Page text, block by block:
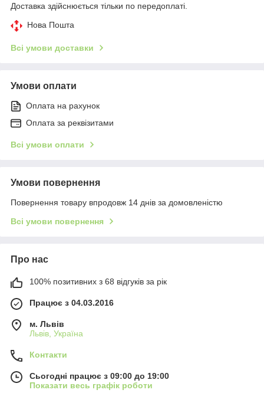
Доставка здійснюється тільки по передоплаті.
Нова Пошта
Всі умови доставки
Умови оплати
Оплата на рахунок
Оплата за реквізитами
Всі умови оплати
Умови повернення
Повернення товару впродовж 14 днів за домовленістю
Всі умови повернення
Про нас
100% позитивних з 68 відгуків за рік
Працює з 04.03.2016
м. Львів
Львів, Україна
Контакти
Сьогодні працює з 09:00 до 19:00
Показати весь графік роботи